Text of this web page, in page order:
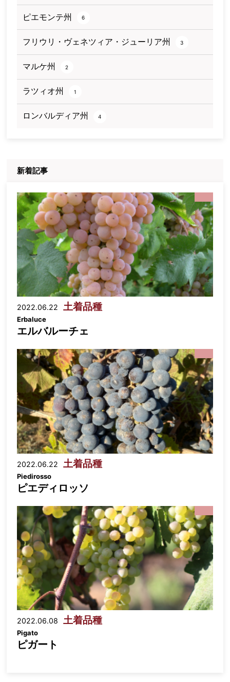
ピエモンテ州 6
フリウリ・ヴェネツィア・ジューリア州 3
マルケ州 2
ラツィオ州 1
ロンバルディア州 4
新着記事
2022.06.22 土着品種
Erbaluce
エルバルーチェ
2022.06.22 土着品種
Piedirosso
ピエディロッソ
2022.06.08 土着品種
Pigato
ピガート